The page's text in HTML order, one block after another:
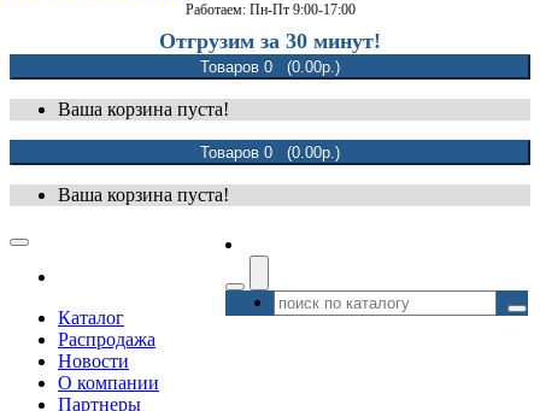
Работаем: Пн-Пт 9:00-17:00
Отгрузим за 30 минут!
Товаров 0 (0.00р.)
Ваша корзина пуста!
Товаров 0 (0.00р.)
Ваша корзина пуста!
Каталог
Распродажа
Новости
О компании
Партнеры